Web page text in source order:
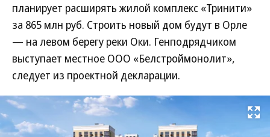
планирует расширять жилой комплекс «Тринити»
за 865 млн руб. Строить новый дом будут в Орле
— на левом берегу реки Оки. Генподрядчиком
выступает местное ООО «Белстроймонолит»,
следует из проектной декларации.
Развернуть